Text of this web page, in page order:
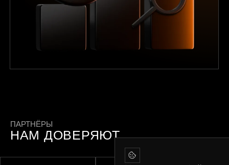
ПАРТНЁРЫ
НАМ ДОВЕРЯЮТ